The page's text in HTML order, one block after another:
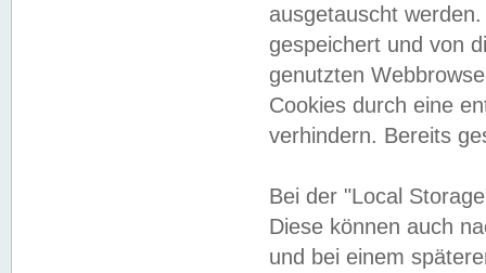
ausgetauscht
gespeichert und von
genutzten
Cookies durch eine
verhindern. Bereits
Bei der "Local
Diese können auch
und bei einem